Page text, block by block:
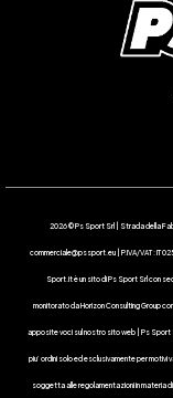
2026 © Ps Sport Srl | Strada della
commerciale@pssport.eu | P.IVA/VAT : IT
Sport.it è un sito di Ps Sport Srl con
monitorato da Horizon Consulting Group
apposite voci sul nostro sito web | Ps Sport
piu’ ordini solo ed esclusivamente per
soggetta alle regolamentazioni in materia